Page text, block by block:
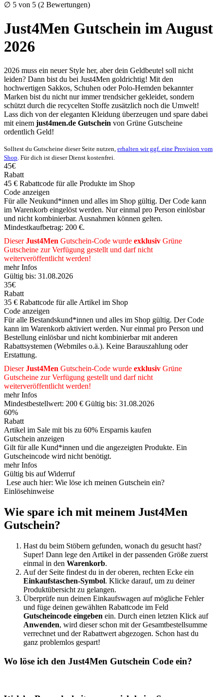
∅ 5 von 5 (2 Bewertungen)
Just4Men Gutschein im August
2026
2026 muss ein neuer Style her, aber dein Geldbeutel soll nicht
leiden? Dann bist du bei Just4Men goldrichtig! Mit den
hochwertigen Sakkos, Schuhen oder Polo-Hemden bekannter
Marken bist du nicht nur immer trendsicher gekleidet, sondern
schützt durch die recycelten Stoffe zusätzlich noch die Umwelt!
Lass dich von der eleganten Kleidung überzeugen und spare dabei
mit einem just4men.de Gutschein von Grüne Gutscheine
ordentlich Geld!
Solltest du Gutscheine dieser Seite nutzen, erhalten wir ggf. eine Provision vom
Shop . Für dich ist dieser Dienst kostenfrei.
45€
Rabatt
45 € Rabattcode für alle Produkte im Shop
Code anzeigen
Für alle Neukund*innen und alles im Shop gültig. Der Code kann
im Warenkorb eingelöst werden. Nur einmal pro Person einlösbar
und nicht kombinierbar. Ausnahmen können gelten.
Mindestkaufbetrag: 200 €.
DieserJust4Men Gutschein-Code wurde exklusiv Grüne
Gutscheine zur Verfügung gestellt und darf nicht
weiterveröffentlicht werden!
mehr Infos
Gültig bis: 31.08.2026
35€
Rabatt
35 € Rabattcode für alle Artikel im Shop
Code anzeigen
Für alle Bestandskund*innen und alles im Shop gültig. Der Code
kann im Warenkorb aktiviert werden. Nur einmal pro Person und
Bestellung einlösbar und nicht kombinierbar mit anderen
Rabattsystemen (Webmiles o.ä.). Keine Barauszahlung oder
Erstattung.
DieserJust4Men Gutschein-Code wurde exklusiv Grüne
Gutscheine zur Verfügung gestellt und darf nicht
weiterveröffentlicht werden!
mehr Infos
Mindestbestellwert: 200 € Gültig bis: 31.08.2026
60%
Rabatt
Artikel im Sale mit bis zu 60% Ersparnis kaufen
Gutschein anzeigen
Gilt für alle Kund*innen und die angezeigten Produkte. Ein
Gutscheincode wird nicht benötigt.
mehr Infos
Gültig bis auf Widerruf
Lese auch hier: Wie löse ich meinen Gutschein ein?
Einlösehinweise
Wie spare ich mit meinem Just4Men
Gutschein?
Hast du beim Stöbern gefunden, wonach du gesucht hast?
Super! Dann lege den Artikel in der passenden Größe zuerst
einmal in den Warenkorb.
Auf der Seite findest du in der oberen, rechten Ecke ein
Einkaufstaschen-Symbol. Klicke darauf, um zu deiner
Produktübersicht zu gelangen.
Überprüfe nun deinen Einkaufswagen auf mögliche Fehler
und füge deinen gewählten Rabattcode im Feld
Gutscheincode eingeben ein. Durch einen letzten Klick auf
Anwenden, wird dieser schon mit der Gesamtbestellsumme
verrechnet und der Rabattwert abgezogen. Schon hast du
ganz problemlos gespart!
Wo löse ich den Just4Men Gutschein Code ein?